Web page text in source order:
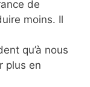
de
moins. Il
qu’à nous
plus en